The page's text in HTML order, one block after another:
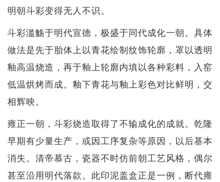
明朝斗彩变得无人不识。
斗彩滥觞于明代宣德，极盛于同代成化一朝。具体
做法是先于胎体上以青花绘制纹饰轮廓，罩以透明
釉高温烧造，再于釉上轮廓内填以各种彩料，入窑
低温烘烤而成。釉下青花与釉上彩色对比鲜明，交
相辉映。
雍正一朝，斗彩烧造取得了不输成化的成就。乾隆
早期有少量生产，或因工序复杂等原因，以后基本
消失。清帝慕古，瓷器不时仿前朝工艺风格，偶尔
甚至沿用明代落款。此印泥盖盒正是一例，断代雍